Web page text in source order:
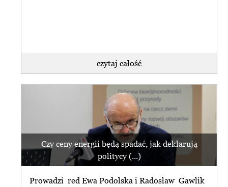
czytaj całość
Czy ceny energii będą spadać, jak deklarują
politycy (...)
Prowadzi red Ewa Podolska i Radosław Gawlik